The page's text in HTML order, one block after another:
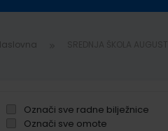
Označi sve radne bilježnice
Označi sve omote